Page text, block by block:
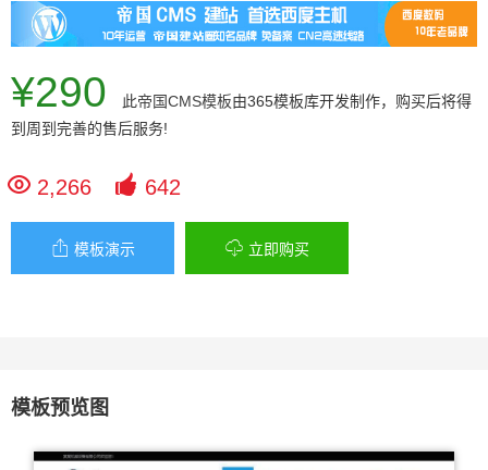
¥290 此帝国CMS模板由365模板库开发制作，购买后将得
到周到完善的售后服务!
 2,266  642
 模板演示  立即购买
模板预览图